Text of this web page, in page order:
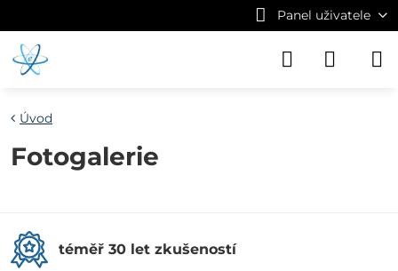
Panel uživatele
Úvod
Fotogalerie
téměř 30 let zkušeností